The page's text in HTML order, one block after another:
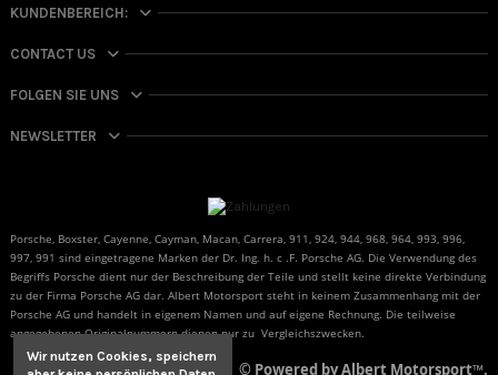
KUNDENBEREICH:
CONTACT US
FOLGEN SIE UNS
NEWSLETTER
Porsche, Boxster, Cayenne, Cayman, Macan, Carrera, 911, 924, 944, 968, 964, 993, 996,
997, 991 sind eingetragene Marken der Dr. Ing. h. c .F. Porsche AG. Die Verwendung des
Begriffs Porsche dient nur der Beschreibung der Teile und stellt keine direkte Verbindung
zu der Firma Porsche AG dar. Albert Motorsport steht in keinem Zusammenhang mit der
Porsche AG und handelt in eigenem Namen und auf eigene Rechnung. Die teilweise
angegebenen Originalnummern dienen nur zu Vergleichszwecken.
© Powered by Albert Motorsport™.
Wir nutzen Cookies, speichern